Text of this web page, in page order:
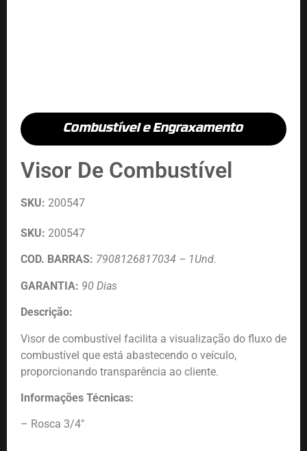
Combustível e Engraxamento
Visor De Combustível
SKU: 200547
SKU: 200547
COD. BARRAS: 7908126817034 – 1Und.
GARANTIA: 90 Dias
Descrição:
Visor de combustível facilita a visualização do fluxo de
combustível que está abastecendo o veículo,
proporcionando transparência ao cliente.
Informações Técnicas:
– Rosca 3/4″